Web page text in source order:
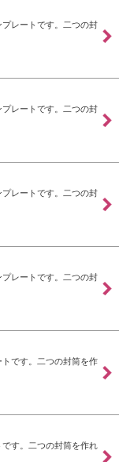
レートです。二つの封
レートです。二つの封
レートです。二つの封
レートです。二つの封
です。二つの封筒を作
す。二つの封筒を作れ